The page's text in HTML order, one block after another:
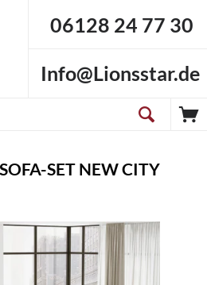
06128 24 77 30
Info@Lionsstar.de
SET NEW CITY